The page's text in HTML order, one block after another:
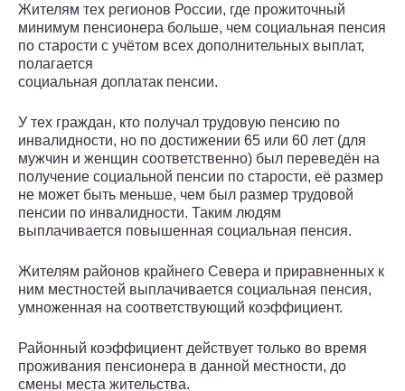
Жителям тех регионов России, где прожиточный
минимум пенсионера больше, чем социальная пенсия
по старости с учётом всех дополнительных выплат,
полагается
социальная доплатак пенсии.
У тех граждан, кто получал трудовую пенсию по
инвалидности, но по достижении 65 или 60 лет (для
мужчин и женщин соответственно) был переведён на
получение социальной пенсии по старости, её размер
не может быть меньше, чем был размер трудовой
пенсии по инвалидности. Таким людям
выплачивается повышенная социальная пенсия.
Жителям районов крайнего Севера и приравненных к
ним местностей выплачивается социальная пенсия,
умноженная на соответствующий коэффициент.
Районный коэффициент действует только во время
проживания пенсионера в данной местности, до
смены места жительства.